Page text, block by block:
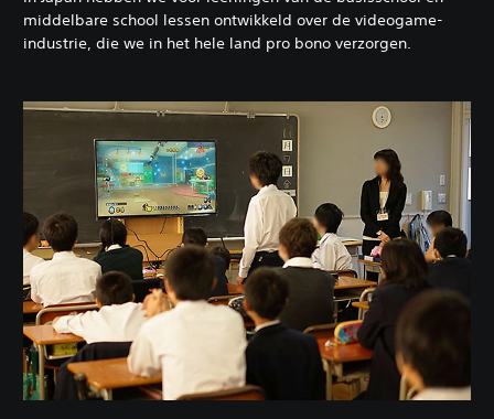
middelbare school lessen ontwikkeld over de videogame-
industrie, die we in het hele land pro bono verzorgen.